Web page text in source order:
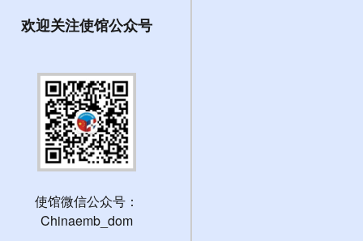
欢迎关注使馆公众号
使馆微信公众号：
Chinaemb_dom